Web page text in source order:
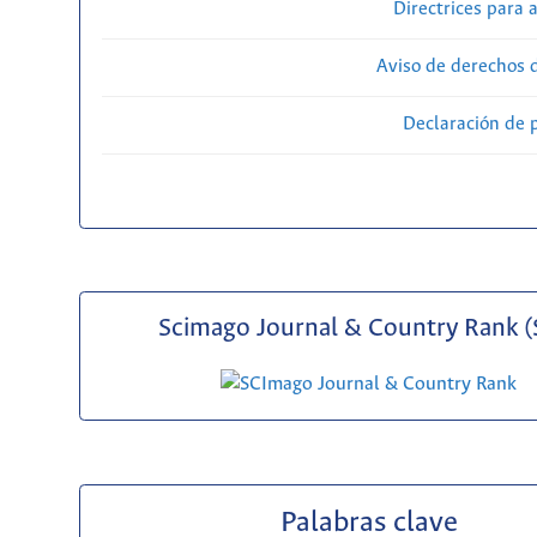
Directrices para
Aviso de derechos
Declaración de
Scimago Journal & Country Rank
Palabras clave